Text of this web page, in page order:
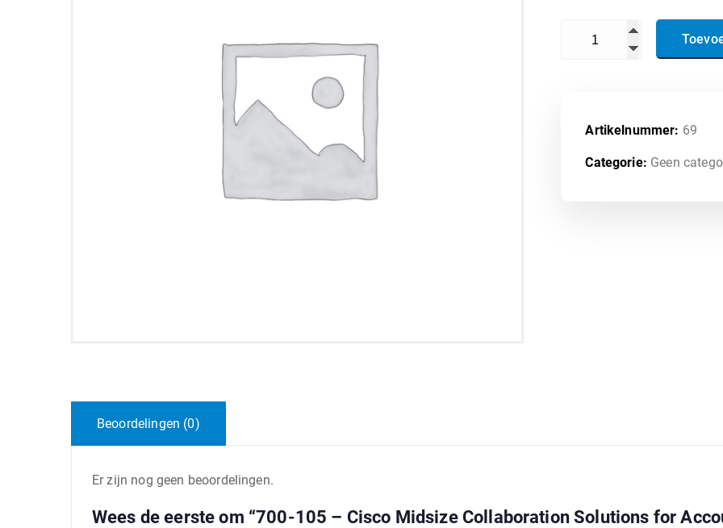
700-105 - Cisco Midsize
Artikelnummer: 69
Categorie: Geen
Beoordelingen (0)
Er zijn nog geen beoordelingen.
Wees de eerste om “700-105 – Cisco Midsize Collaboration Solutions for